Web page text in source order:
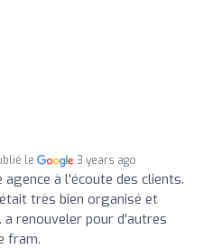
le 3 years ago
agence à l'écoute des clients.
très bien organisé et
renouveler pour d'autres
fram.